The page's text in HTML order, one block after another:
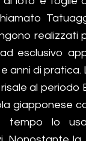
realizzati
esclusivo
anni di pratica.
al periodo
giapponese
tempo lo